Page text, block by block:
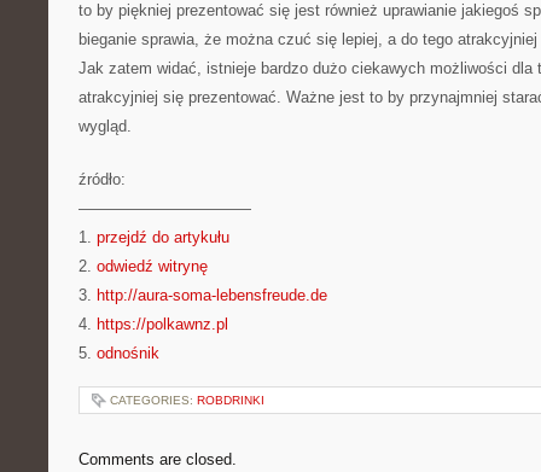
to by piękniej prezentować się jest również uprawianie jakiegoś
bieganie sprawia, że można czuć się lepiej, a do tego
Jak zatem widać, istnieje bardzo dużo ciekawych możliwości dla
atrakcyjniej się prezentować. Ważne jest to by przynajmniej
wygląd.
źródło:
———————————
1. przejdź do artykułu
2. odwiedź witrynę
3. http://aura-soma-lebensfreude.de
4. https://polkawnz.pl
5. odnośnik
CATEGORIES: ROBDRINKI
Comments are closed.